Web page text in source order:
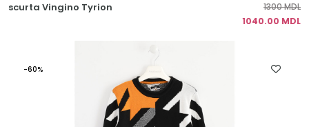
scurta Vingino Tyrion
1300 MDL
1040.00 MDL
-60%